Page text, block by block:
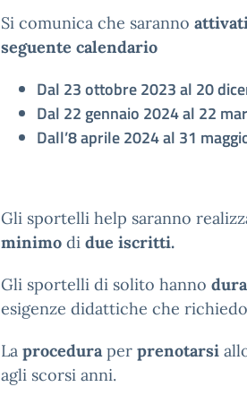
Si comunica che saranno
seguente calendario
Dal 23 ottobre 2023 al 20
Dal 22 gennaio 2024 al 22
Dall’8 aprile 2024 al 31
Gli sportelli help saranno
minimo di due iscritti.
Gli sportelli di solito hanno
esigenze didattiche che
La proceduraper prenotarsi
agli scorsi anni.